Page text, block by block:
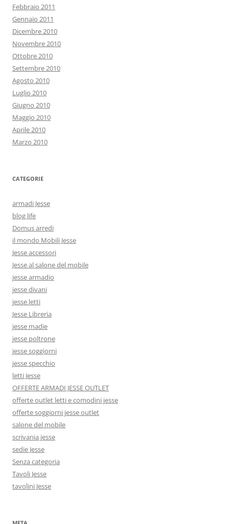
Febbraio 2011
Gennaio 2011
Dicembre 2010
Novembre 2010
Ottobre 2010
Settembre 2010
Agosto 2010
Luglio 2010
Giugno 2010
Maggio 2010
Aprile 2010
Marzo 2010
CATEGORIE
armadi Jesse
blog life
Domus arredi
il mondo Mobili Jesse
Jesse accessori
Jesse al salone del mobile
jesse armadio
jesse divani
jesse letti
Jesse Libreria
jesse madie
jesse poltrone
jesse soggiorni
jesse specchio
letti Jesse
OFFERTE ARMADI JESSE OUTLET
offerte outlet letti e comodini jesse
offerte soggiorni jesse outlet
salone del mobile
scrivania jesse
sedie Jesse
Senza categoria
Tavoli Jesse
tavolini Jesse